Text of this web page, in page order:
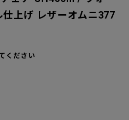
上げ レザーオムニ377
ください